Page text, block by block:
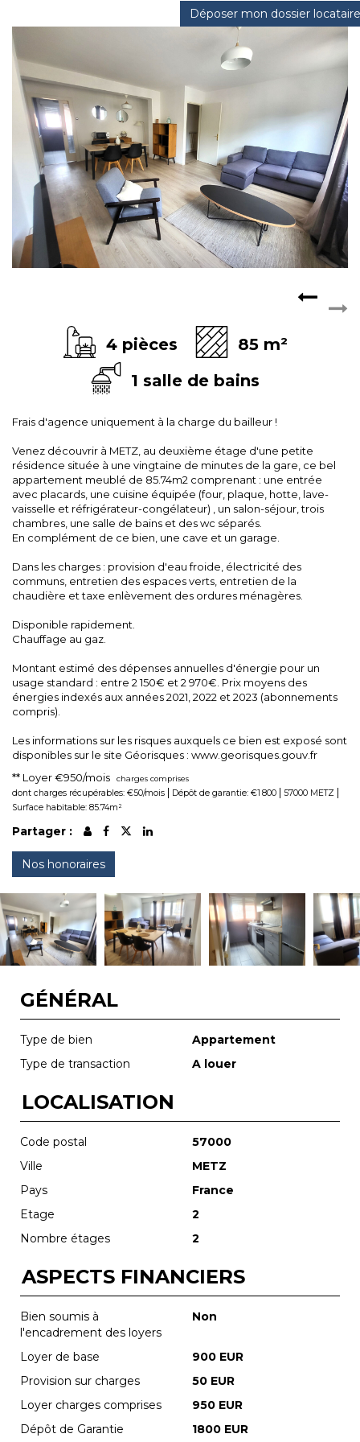
CONTACT
EXTRANET
Déposer mon dossier locataire
4 pièces
85 m²
1 salle de bains
Frais d'agence uniquement à la charge du bailleur !
Venez découvrir à METZ, au deuxième étage d'une petite
résidence située à une vingtaine de minutes de la gare, ce bel
appartement meublé de 85.74m2 comprenant : une entrée
avec placards, une cuisine équipée (four, plaque, hotte, lave-
vaisselle et réfrigérateur-congélateur) , un salon-séjour, trois
chambres, une salle de bains et des wc séparés.
En complément de ce bien, une cave et un garage.
Dans les charges : provision d'eau froide, électricité des
communs, entretien des espaces verts, entretien de la
chaudière et taxe enlèvement des ordures ménagères.
Disponible rapidement.
Chauffage au gaz.
Montant estimé des dépenses annuelles d'énergie pour un
usage standard : entre 2 150€ et 2 970€. Prix moyens des
énergies indexés aux années 2021, 2022 et 2023 (abonnements
compris).
Les informations sur les risques auxquels ce bien est exposé sont
disponibles sur le site Géorisques : www.georisques.gouv.fr
** Loyer €950/mois charges comprises
dont charges récupérables: €50/mois | Dépôt de garantie: €1 800 | 57000 METZ |
Surface habitable: 85.74m²
Partager :
Nos honoraires
GÉNÉRAL
Type de bien
Appartement
Type de transaction
A louer
LOCALISATION
Code postal
57000
Ville
METZ
Pays
France
Etage
2
Nombre étages
2
ASPECTS FINANCIERS
Bien soumis à
l'encadrement des loyers
Non
Loyer de base
900 EUR
Provision sur charges
50 EUR
Loyer charges comprises
950 EUR
Dépôt de Garantie
1800 EUR